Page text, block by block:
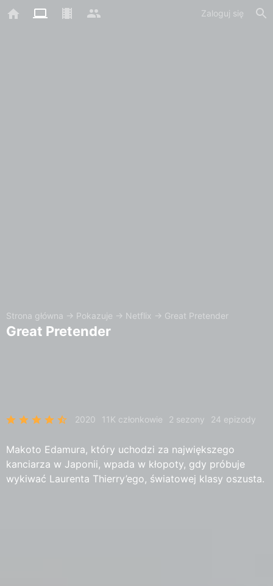
Zaloguj się
Strona główna → Pokazuje → Netflix → Great Pretender
Great Pretender
2020 11K członkowie 2 sezony 24 epizody
Makoto Edamura, który uchodzi za największego
kanciarza w Japonii, wpada w kłopoty, gdy próbuje
wykiwać Laurenta Thierry’ego, światowej klasy oszusta.